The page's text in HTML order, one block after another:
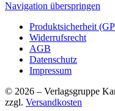
Navigation überspringen
Produktsicherheit
Widerrufsrecht
AGB
Datenschutz
Impressum
© 2026 – Verlagsgruppe
zzgl. Versandkosten